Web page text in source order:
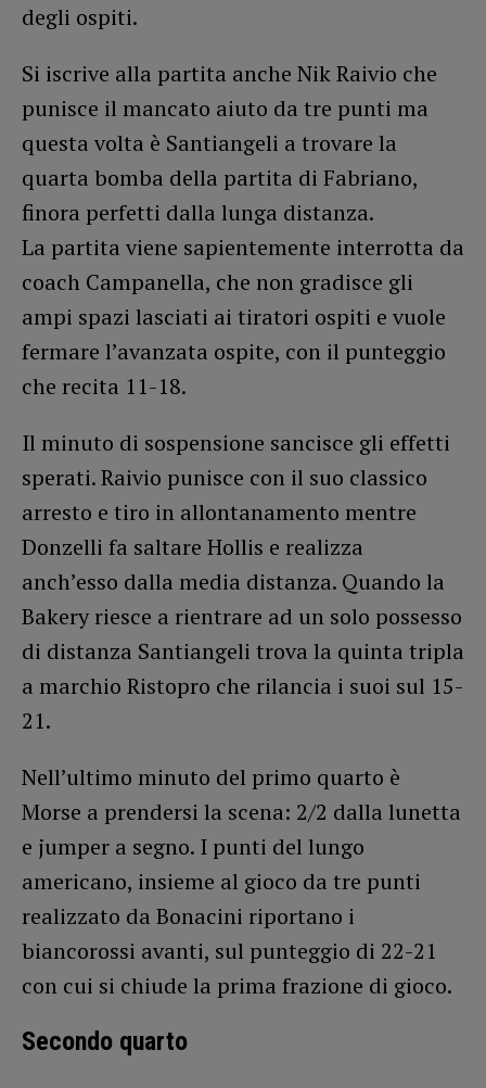
degli ospiti.
Si iscrive alla partita anche Nik Raivio che
punisce il mancato aiuto da tre punti ma
questa volta è Santiangeli a trovare la
quarta bomba della partita di Fabriano,
finora perfetti dalla lunga distanza.
La partita viene sapientemente interrotta da
coach Campanella, che non gradisce gli
ampi spazi lasciati ai tiratori ospiti e vuole
fermare l’avanzata ospite, con il punteggio
che recita 11-18.
Il minuto di sospensione sancisce gli effetti
sperati. Raivio punisce con il suo classico
arresto e tiro in allontanamento mentre
Donzelli fa saltare Hollis e realizza
anch’esso dalla media distanza. Quando la
Bakery riesce a rientrare ad un solo possesso
di distanza Santiangeli trova la quinta tripla
a marchio Ristopro che rilancia i suoi sul 15-
21.
Nell’ultimo minuto del primo quarto è
Morse a prendersi la scena: 2/2 dalla lunetta
e jumper a segno. I punti del lungo
americano, insieme al gioco da tre punti
realizzato da Bonacini riportano i
biancorossi avanti, sul punteggio di 22-21
con cui si chiude la prima frazione di gioco.
Secondo quarto